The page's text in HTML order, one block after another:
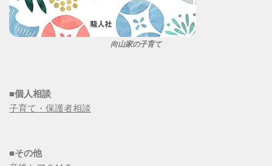
向山家の子育て
■個人相談
子育て・保護者相談
■その他